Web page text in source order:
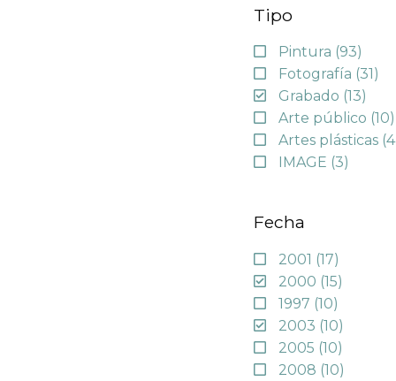
Tipo
Pintura (93)
Fotografía (31)
Grabado (13)
Arte público (10)
Artes plásticas
IMAGE (3)
Fecha
2001 (17)
2000 (15)
1997 (10)
2003 (10)
2005 (10)
2008 (10)